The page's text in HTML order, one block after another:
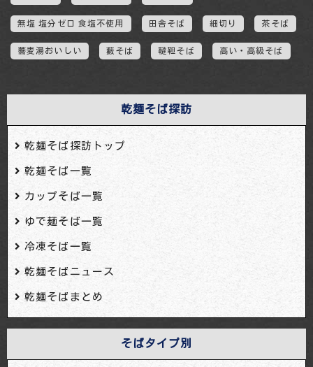
乾麺そば探訪
乾麺そば探訪トップ
乾麺そば一覧
カップそば一覧
ゆで麺そば一覧
冷凍そば一覧
乾麺そばニュース
乾麺そばまとめ
そばタイプ別
無塩 塩分ゼロ 食塩不使用 田舎そば 細切り 茶そば
蕎麦湯おいしい 藪そば 韃靼そば 高い・高級そば